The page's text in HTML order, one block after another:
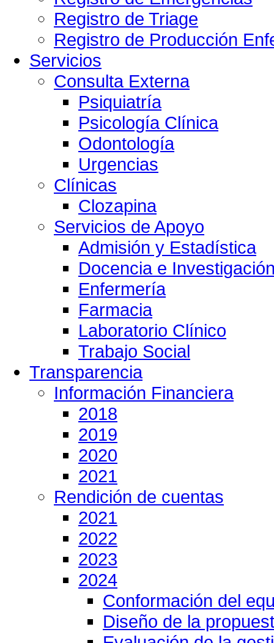
Registro de Triage
Registro de Producción
Servicios
Consulta Externa
Psiquiatría
Psicología Clínica
Odontología
Urgencias
Clínicas
Clozapina
Servicios de Apoyo
Admisión y Estadística
Docencia e
Enfermería
Farmacia
Laboratorio Clínico
Trabajo Social
Transparencia
Información Financiera
2018
2019
2020
2021
Rendición de cuentas
2021
2022
2023
2024
Conformación del
Diseño de la